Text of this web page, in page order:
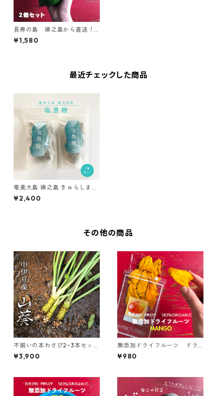
長寿の島 徳之島から直送！
青パパイヤ 2個セット<送料
無料>農薬・化学肥料不使用
¥1,580
最近チェックした商品
奄美大島 徳之島 きゅらしま黒
糖の塩黒糖 <熱中症予防 塩分
補充に>
¥2,400
その他の商品
不揃いの本わさび2−3本セッ
ト！中伊豆 伊澤わさび園《 送
料無料》
¥3,900
無添加ドライフルーツ ドラ
イマンゴー 50g
¥980